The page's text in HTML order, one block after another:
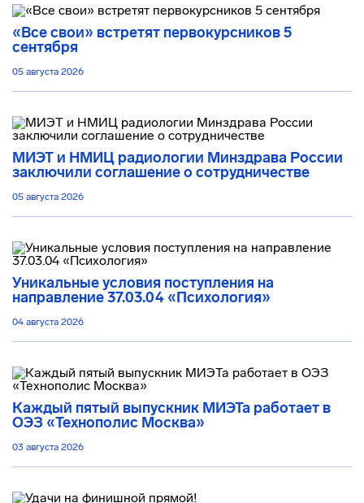
«Все свои» встретят первокурсников 5
сентября
05 августа 2026
МИЭТ и НМИЦ радиологии Минздрава России
заключили соглашение о сотрудничестве
05 августа 2026
Уникальные условия поступления на
направление 37.03.04 «Психология»
04 августа 2026
Каждый пятый выпускник МИЭТа работает в
ОЭЗ «Технополис Москва»
03 августа 2026